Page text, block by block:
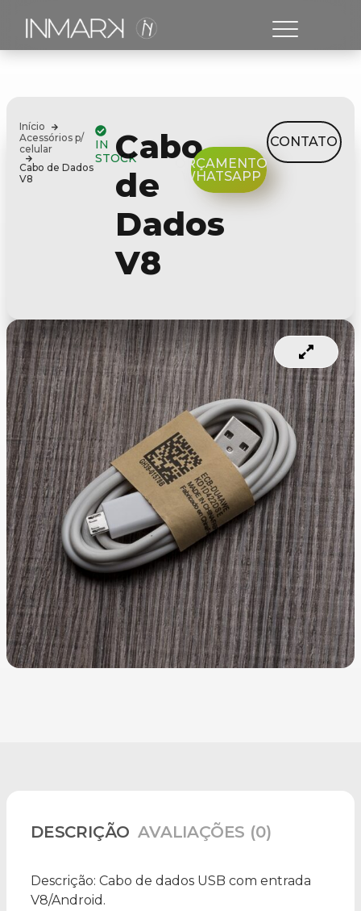
Início
Acessórios p/
celular
Cabo de Dados
V8
IN
STOCKCabo
de
Dados
V8
ORÇAMENTO
WHATSAPP
CONTATO
DESCRIÇÃO AVALIAÇÕES (0)
Descrição: Cabo de dados USB com entrada
V8/Android.